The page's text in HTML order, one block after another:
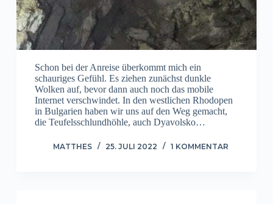
Schon bei der Anreise überkommt mich ein
schauriges Gefühl. Es ziehen zunächst dunkle
Wolken auf, bevor dann auch noch das mobile
Internet verschwindet. In den westlichen Rhodopen
in Bulgarien haben wir uns auf den Weg gemacht,
die Teufelsschlundhöhle, auch Dyavolsko…
MATTHES 25. JULI 2022 1 KOMMENTAR